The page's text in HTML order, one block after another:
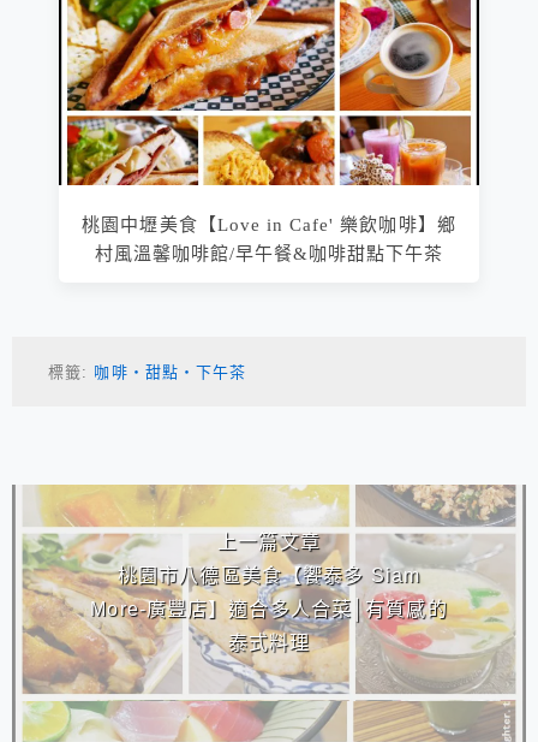
桃園中壢美食【Love in Cafe' 樂飲咖啡】鄉
村風溫馨咖啡館/早午餐&咖啡甜點下午茶
標籤: 咖啡‧甜點‧下午茶
相連文章
上一篇文章
桃園市八德區美食【饗泰多 Siam
More-廣豐店】適合多人合菜│有質感的
泰式料理